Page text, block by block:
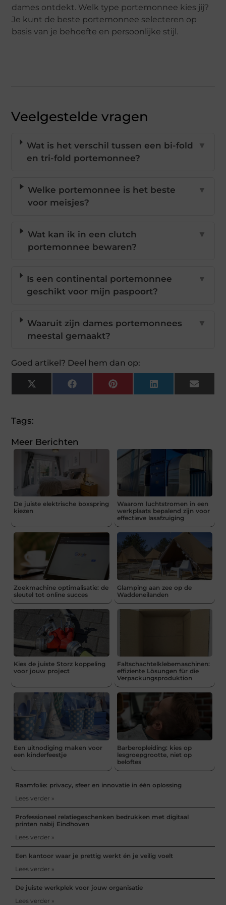
dames ontdekt. Welk type portemonnee kies jij?
Je kunt de beste portemonnee selecteren op
basis van je behoefte en persoonlijke stijl.
Veelgestelde vragen
Wat is het verschil tussen een bi-fold
en tri-fold portemonnee?
▼
Welke portemonnee is het beste
voor meisjes?
▼
Wat kan ik in een clutch
portemonnee bewaren?
▼
Is een continental portemonnee
geschikt voor mijn paspoort?
▼
Waaruit zijn dames portemonnees
meestal gemaakt?
▼
Goed artikel? Deel hem dan op:
X
(Twitter)
FacebookPinterestLinkedInEmail
Tags:
Meer Berichten
De juiste elektrische boxspring
kiezen
Waarom luchtstromen in een
werkplaats bepalend zijn voor
effectieve lasafzuiging
Zoekmachine optimalisatie: de
sleutel tot online succes
Glamping aan zee op de
Waddeneilanden
Kies de juiste Storz koppeling
voor jouw project
Faltschachtelklebemaschinen:
effiziente Lösungen für die
Verpackungsproduktion
Een uitnodiging maken voor
een kinderfeestje
Barberopleiding: kies op
lesgroepgrootte, niet op
beloftes
Raamfolie: privacy, sfeer en innovatie in één oplossing
Lees verder »
Professioneel relatiegeschenken bedrukken met digitaal
printen nabij Eindhoven
Lees verder »
Een kantoor waar je prettig werkt én je veilig voelt
Lees verder »
De juiste werkplek voor jouw organisatie
Lees verder »